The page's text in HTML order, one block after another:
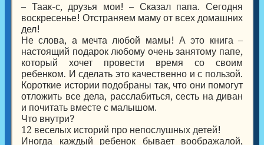
– Таак-с, друзья мои! – Сказал папа. Сегодня
воскресенье! Отстраняем маму от всех домашних
дел!
Не слова, а мечта любой мамы! А это книга –
настоящий подарок любому очень занятому папе,
который хочет провести время со своим
ребенком. И сделать это качественно и с пользой.
Короткие истории подобраны так, что они помогут
отложить все дела, расслабиться, сесть на диван
и почитать вместе с малышом.
Что внутри?
12 веселых историй про непослушных детей!
Иногда каждый ребенок бывает воображалой,